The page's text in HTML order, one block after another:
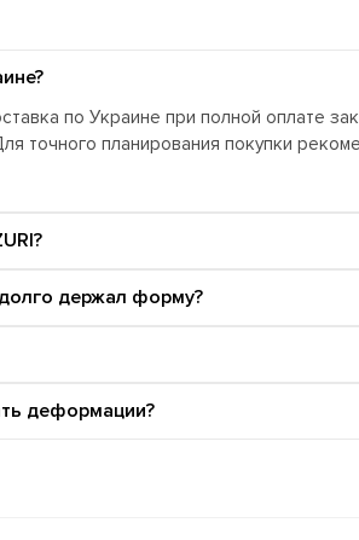
по Украине при полной оплате
точного планирования покупки
держал форму?
деформации?